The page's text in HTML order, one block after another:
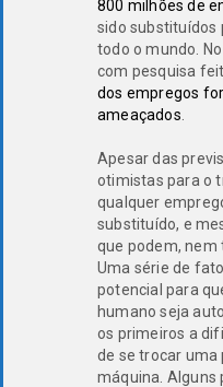
800 milhões de
sido substituídos
todo o mundo.
com pesquisa
dos empregos
ameaçados
Apesar das
otimistas para o
qualquer
substituído, e
que podem, nem
Uma série de
potencial para
humano seja
os primeiros a
de se trocar uma
máquina. Alguns